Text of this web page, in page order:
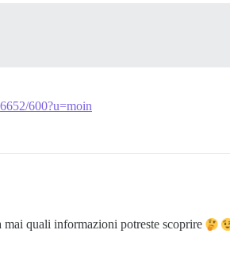
600?u=moin
quali informazioni potreste scoprire